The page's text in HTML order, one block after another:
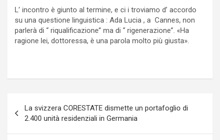
L’ incontro è giunto al termine, e ci i troviamo d’ accordo
su una questione linguistica : Ada Lucia , a Cannes, non
parlerà di “ riqualificazione” ma di “ rigenerazione”. «Ha
ragione lei, dottoressa, è una parola molto più giusta».
articoli
La svizzera CORESTATE dismette un portafoglio di
2.400 unità residenziali in Germania